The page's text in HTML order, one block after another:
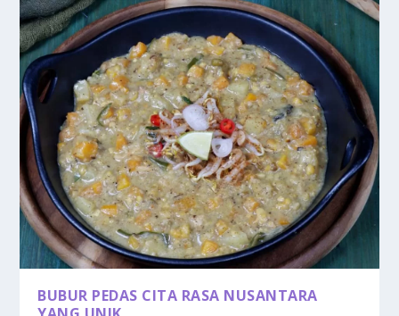
BUBUR PEDAS CITA RASA NUSANTARA